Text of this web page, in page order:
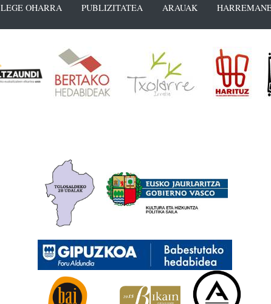
LEGE OHARRA PUBLIZITATEA ARAUAK